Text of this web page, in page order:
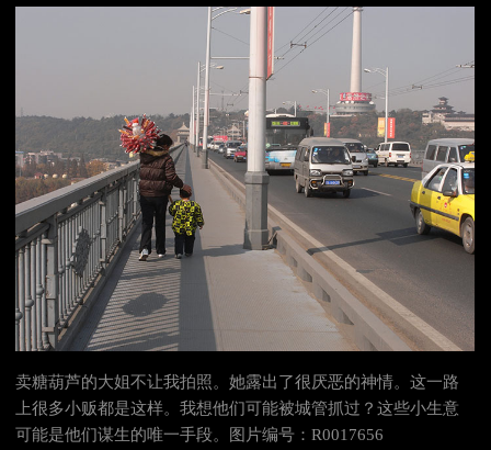
卖糖葫芦的大姐不让我拍照。她露出了很厌恶的神情。这一路
上很多小贩都是这样。我想他们可能被城管抓过？这些小生意
可能是他们谋生的唯一手段。图片编号：R0017656